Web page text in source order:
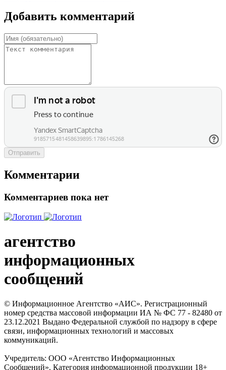
Добавить комментарий
Отправить
Комментарии
Комментариев пока нет
агентство
информационных
сообщений
© Информационное Агентство «АИС». Регистрационный
номер средства массовой информации ИА № ФС 77 - 82480 от
23.12.2021 Выдано Федеральной службой по надзору в сфере
связи, информационных технологий и массовых
коммуникаций.
Учредитель: ООО «Агентство Информационных
Сообщений». Категория информационной продукции 18+